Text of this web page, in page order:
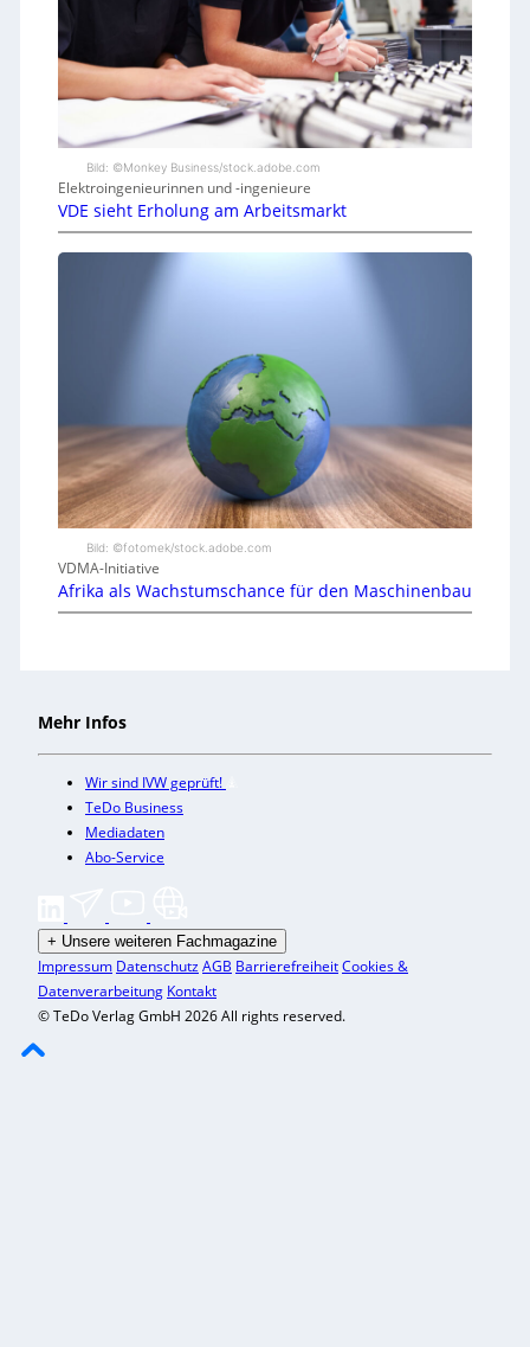
Bild: ©Monkey Business/stock.adobe.com
Elektroingenieurinnen und -ingenieure
VDE sieht Erholung am Arbeitsmarkt
Bild: ©fotomek/stock.adobe.com
VDMA-Initiative
Afrika als Wachstumschance für den Maschinenbau
Mehr Infos
Wir sind IVW geprüft!
TeDo Business
Mediadaten
Abo-Service
+ Unsere weiteren Fachmagazine
Impressum DatenschutzAGB BarrierefreiheitCookies &
Datenverarbeitung Kontakt
© TeDo Verlag GmbH 2026 All rights reserved.